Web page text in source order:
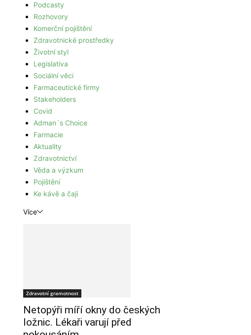
Podcasty
Rozhovory
Komerční pojištění
Zdravotnické prostředky
Životní styl
Legislativa
Sociální věci
Farmaceutické firmy
Stakeholders
Covid
Adman´s Choice
Farmacie
Aktuality
Zdravotnictví
Věda a výzkum
Pojištění
Ke kávě a čaji
Více
Zdravotní gramotnost
Netopýři míří okny do českých
ložnic. Lékaři varují před